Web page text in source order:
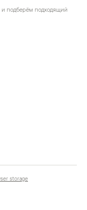
подберём подходящий
storage